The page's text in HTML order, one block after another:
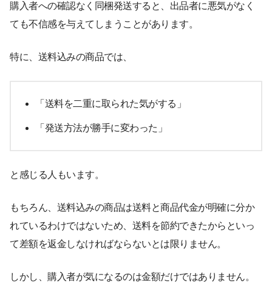
購入者への確認なく同梱発送すると、出品者に悪気がなく
ても不信感を与えてしまうことがあります。
特に、送料込みの商品では、
「送料を二重に取られた気がする」
「発送方法が勝手に変わった」
と感じる人もいます。
もちろん、送料込みの商品は送料と商品代金が明確に分か
れているわけではないため、送料を節約できたからといっ
て差額を返金しなければならないとは限りません。
しかし、購入者が気になるのは金額だけではありません。